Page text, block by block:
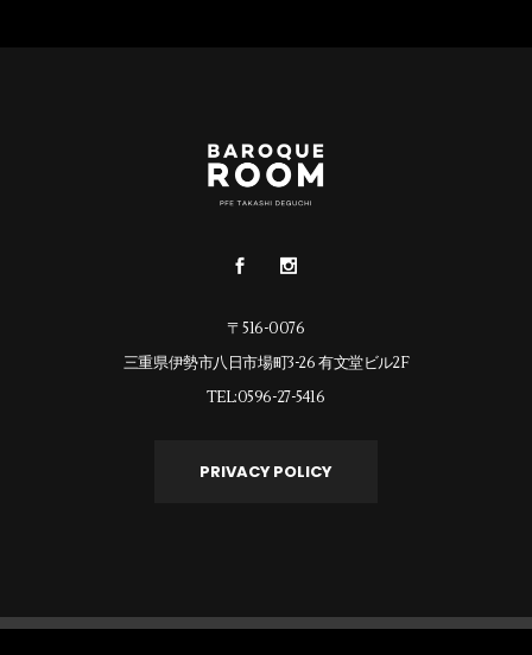
〒516-0076
三重県伊勢市八日市場町3-26 有文堂ビル2F
TEL:0596-27-5416
PRIVACY POLICY